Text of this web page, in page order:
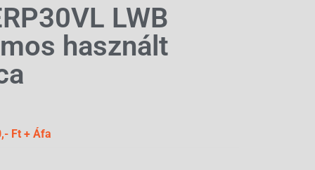
LWB
használt
Ft + Áfa